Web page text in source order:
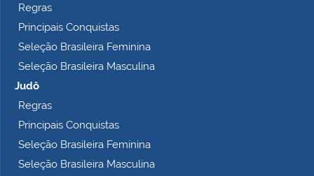
Regras
Principais Conquistas
Seleção Brasileira Feminina
Seleção Brasileira Masculina
Judô
Regras
Principais Conquistas
Seleção Brasileira Feminina
Seleção Brasileira Masculina